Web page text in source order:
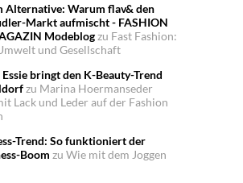
Alternative: Warum flav& den
Markt aufmischt - FASHION
Modeblogzu Fast Fashion:
und Gesellschaft
bringt den K-Beauty-Trend
zu Marina Hoermanseder
Lack und Leder auf der Fashion
Trend: So funktioniert der
Boom zu Wie mit dem Joggen